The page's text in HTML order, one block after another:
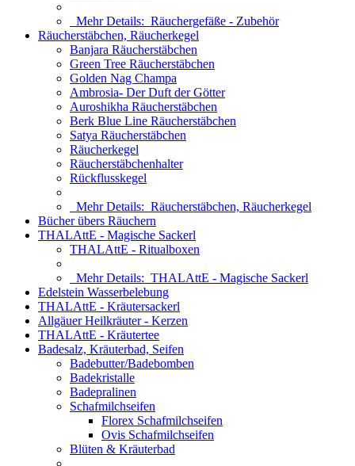
Mehr Details: Räuchergefäße - Zubehör
Räucherstäbchen, Räucherkegel
Banjara Räucherstäbchen
Green Tree Räucherstäbchen
Golden Nag Champa
Ambrosia- Der Duft der Götter
Auroshikha Räucherstäbchen
Berk Blue Line Räucherstäbchen
Satya Räucherstäbchen
Räucherkegel
Räucherstäbchenhalter
Rückflusskegel
Mehr Details: Räucherstäbchen, Räucherkegel
Bücher übers Räuchern
THALAttE - Magische Sackerl
THALAttE - Ritualboxen
Mehr Details: THALAttE - Magische Sackerl
Edelstein Wasserbelebung
THALAttE - Kräutersackerl
Allgäuer Heilkräuter - Kerzen
THALAttE - Kräutertee
Badesalz, Kräuterbad, Seifen
Badebutter/Badebomben
Badekristalle
Badepralinen
Schafmilchseifen
Florex Schafmilchseifen
Ovis Schafmilchseifen
Blüten & Kräuterbad